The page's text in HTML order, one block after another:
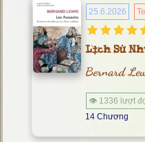
25.6.2026
Lịch Sử
Bernard
👁 1336 lượt
14 Chương